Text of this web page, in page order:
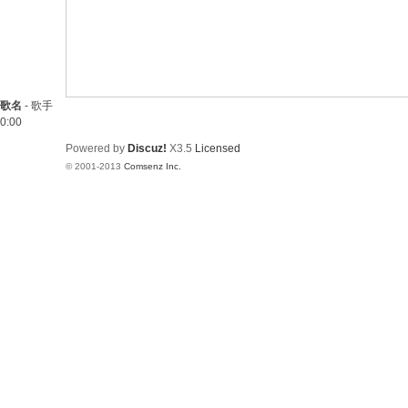
歌名 - 歌手
0:00
Powered by Discuz! X3.5 Licensed
© 2001-2013 Comsenz Inc.